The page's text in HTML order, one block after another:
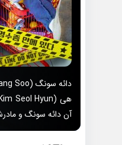
آن دائه سونگ و